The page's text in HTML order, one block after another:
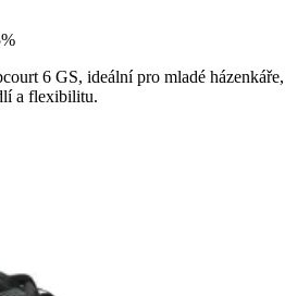
6 GS, ideální pro mladé házenkáře,
a flexibilitu.